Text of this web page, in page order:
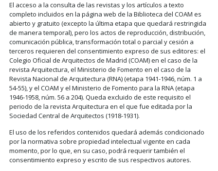
El acceso a la consulta de las revistas y los artículos a texto
completo incluidos en la página web de la Biblioteca del COAM es
abierto y gratuito (excepto la última etapa que quedará restringida
de manera temporal), pero los actos de reproducción, distribución,
comunicación pública, transformación total o parcial y cesión a
terceros requieren del consentimiento expreso de sus editores: el
Colegio Oficial de Arquitectos de Madrid (COAM) en el caso de la
revista Arquitectura, el Ministerio de Fomento en el caso de la
Revista Nacional de Arquitectura (RNA) (etapa 1941-1946, núm. 1 a
54-55), y el COAM y el Ministerio de Fomento para la RNA (etapa
1946-1958, núm. 56 a 204). Queda excluido de este requisito el
periodo de la revista Arquitectura en el que fue editada por la
Sociedad Central de Arquitectos (1918-1931).
El uso de los referidos contenidos quedará además condicionado
por la normativa sobre propiedad intelectual vigente en cada
momento, por lo que, en su caso, podrá requerir también el
consentimiento expreso y escrito de sus respectivos autores.